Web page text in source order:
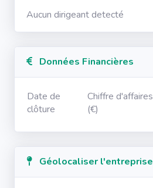
Aucun dirigeant detecté
Données Financières
Date de
clôture
Chiffre d'affaires
(€)
Géolocaliser l'entreprise